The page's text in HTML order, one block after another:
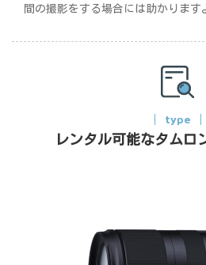
間の撮影をする場合には助かります
type
レンタル可能なタムロ